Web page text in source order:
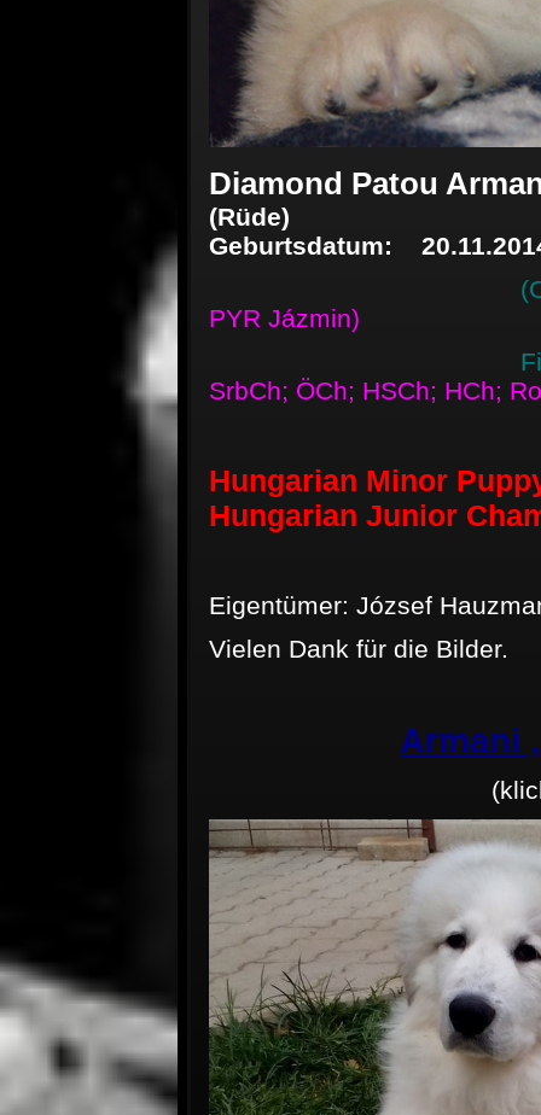
Diamond Patou
(Rüde)
Geburtsdatum:
PYR Jázmin)
SrbCh; ÖCh; HSCh; HCh;
Hungarian Minor
Hungarian Junior
Eigentümer: József
Vielen Dank für die Bilder.
Armani